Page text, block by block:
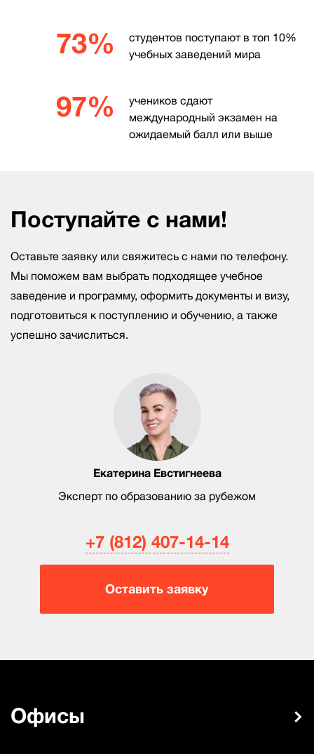
73%
студентов поступают в топ 10%
учебных заведений мира
97%
учеников сдают
международный экзамен на
ожидаемый балл или выше
Поступайте с нами!
Екатерина Евстигнеева
Эксперт по образованию за рубежом
Оставьте заявку или свяжитесь с нами по телефону.
Мы поможем вам выбрать подходящее учебное
заведение и программу, оформить документы и визу,
подготовиться к поступлению и обучению, а также
успешно зачислиться.
+7 (812) 407-14-14
Оставить заявку
Офисы